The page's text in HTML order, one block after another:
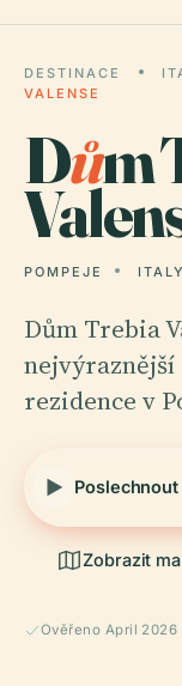
DESTINACE
VALENSE
Dům
POMPEJE ITALY
Dům Trebia
nejvýraznější
rezidence v
Zobrazit
Ověřeno April 2026